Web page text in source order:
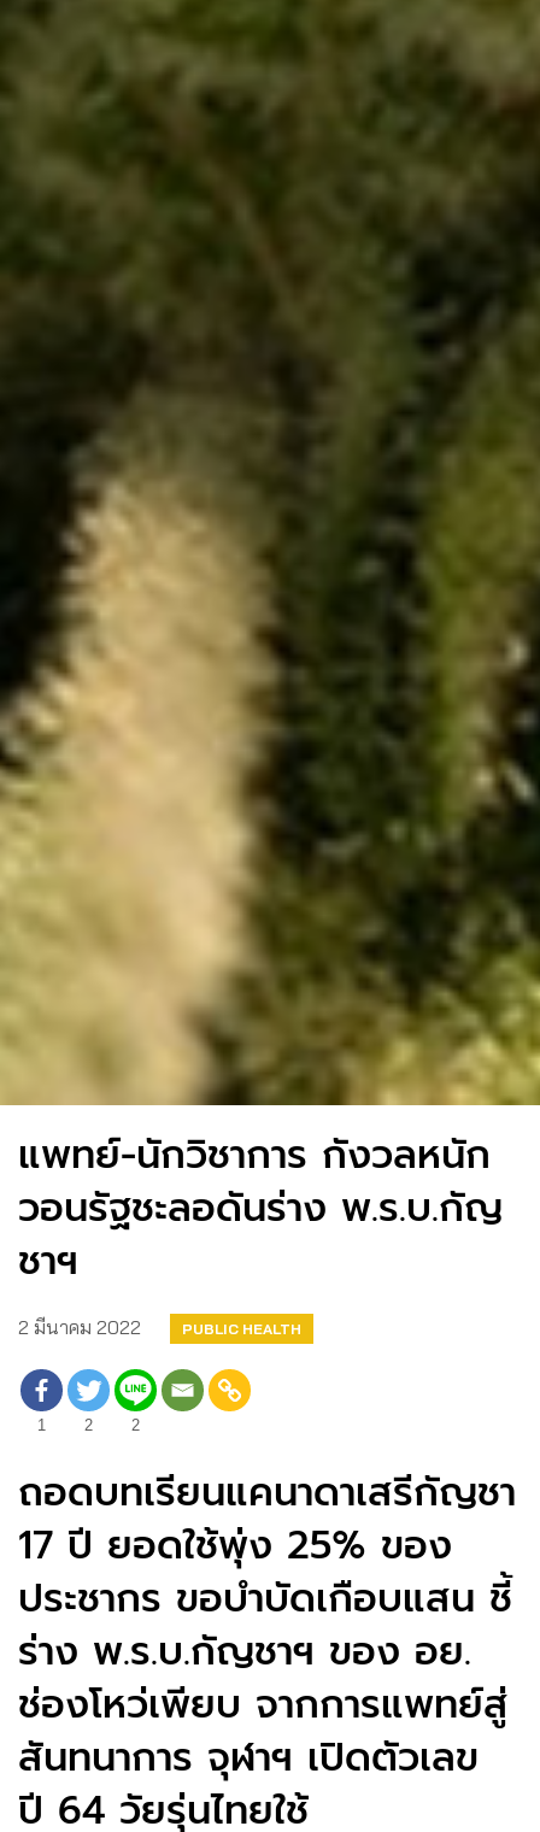
แพทย์-นักวิชาการ กังวลหนัก
วอนรัฐชะลอดันร่าง พ.ร.บ.กัญ
ชาฯ
2 มีนาคม 2022 PUBLIC HEALTH
1 2 2
ถอดบทเรียนแคนาดาเสรีกัญชา
17 ปี ยอดใช้พุ่ง 25% ของ
ประชากร ขอบำบัดเกือบแสน ชี้
ร่าง พ.ร.บ.กัญชาฯ ของ อย.
ช่องโหว่เพียบ จากการแพทย์สู่
สันทนาการ จุฬาฯ เปิดตัวเลข
ปี 64 วัยรุ่นไทยใช้